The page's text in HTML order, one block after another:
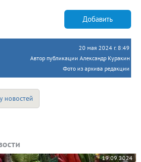
Добавить
20 мая 2024 г. 8:49
Автор публикации Александр Куракин
Фото из архива редакции
новостей
19.09.2024